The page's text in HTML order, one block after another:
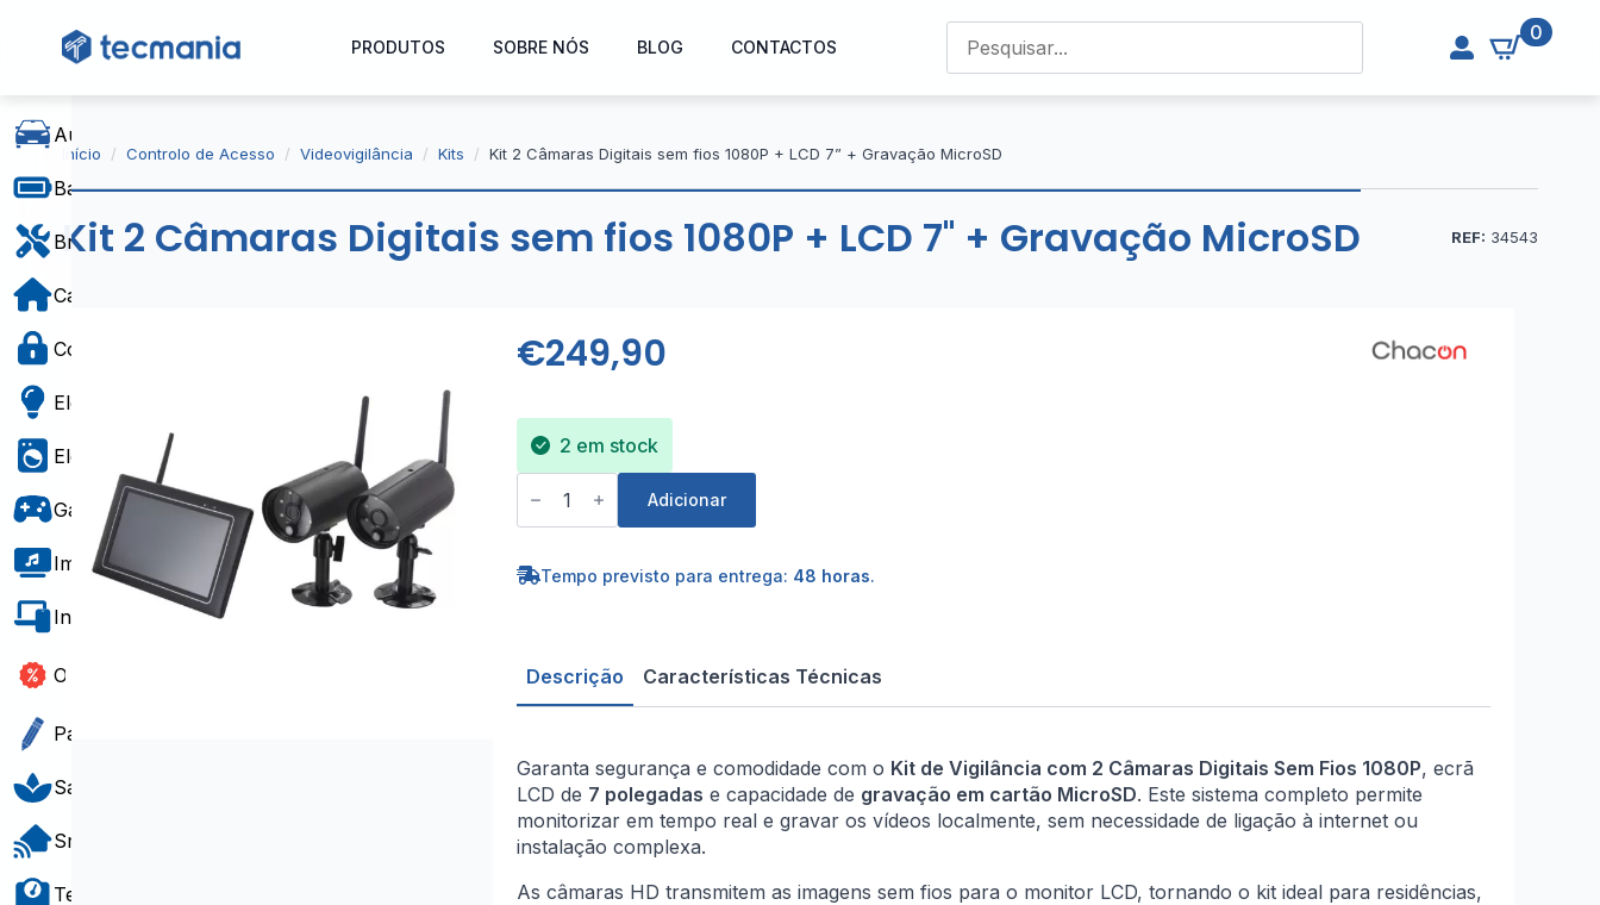
PRODUTOS SOBRE NÓS BLOG CONTACTOS
0
Baterias e Alimentação
Bricolage
Eletrodomésticos
Gaming e Brinquedos
Informática e Software
Início Controlo de Acesso Videovigilância Kits Kit 2 Câmaras Digitais sem fios 1080P + LCD 7” + Gravação MicroSD
Kit 2 Câmaras Digitais sem fios 1080P + LCD 7'' + Gravação MicroSD REF: 34543
€249,90
2 em stock
Quantidade
de
Kit
Digitais
LCD
7''
+
Adicionar
Tempo previsto para entrega: 48 horas.
Descrição Características Técnicas
Garanta segurança e comodidade com o Kit de Vigilância com 2 Câmaras Digitais Sem Fios 1080P, ecrã
LCD de 7 polegadas e capacidade de gravação em cartão MicroSD. Este sistema completo permite
monitorizar em tempo real e gravar os vídeos localmente, sem necessidade de ligação à internet ou
instalação complexa.
As câmaras HD transmitem as imagens sem fios para o monitor LCD, tornando o kit ideal para residências,